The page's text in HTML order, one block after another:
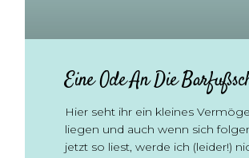
Eine Ode An Die
Hier seht ihr ein kleines
liegen und auch wenn sich
jetzt so liest, werde ich (leider!)